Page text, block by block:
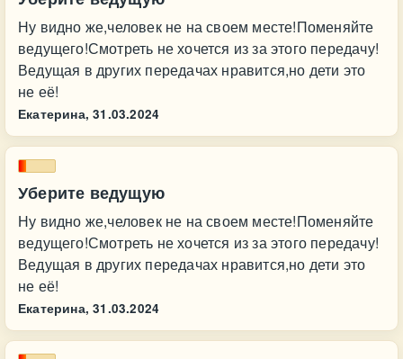
Ну видно же,человек не на своем месте!Поменяйте
ведущего!Смотреть не хочется из за этого передачу!
Ведущая в других передачах нравится,но дети это
не её!
Екатерина, 31.03.2024
Уберите ведущую
Ну видно же,человек не на своем месте!Поменяйте
ведущего!Смотреть не хочется из за этого передачу!
Ведущая в других передачах нравится,но дети это
не её!
Екатерина, 31.03.2024